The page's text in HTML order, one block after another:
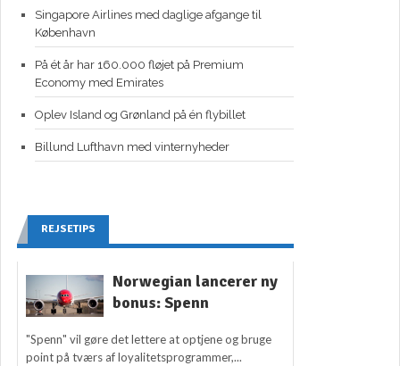
Singapore Airlines med daglige afgange til
København
På ét år har 160.000 fløjet på Premium
Economy med Emirates
Oplev Island og Grønland på én flybillet
Billund Lufthavn med vinternyheder
REJSETIPS
Norwegian lancerer ny
bonus: Spenn
"Spenn" vil gøre det lettere at optjene og bruge
point på tværs af loyalitetsprogrammer,...